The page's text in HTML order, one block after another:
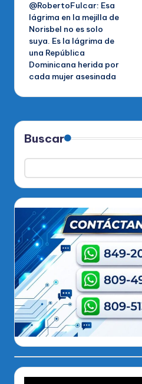
de
entradas
@RobertoFulcar: Esa
lágrima en la mejilla de
Norisbel no es solo
suya. Es la lágrima de
una República
Dominicana herida por
cada mujer asesinada
Buscar